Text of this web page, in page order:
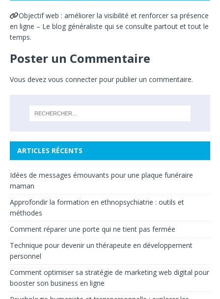
Objectif web : améliorer la visibilité et renforcer sa présence
en ligne – Le blog généraliste qui se consulte partout et tout le
temps.
Poster un Commentaire
Vous devez vous connecter pour publier un commentaire.
ARTICLES RÉCENTS
Idées de messages émouvants pour une plaque funéraire
maman
Approfondir la formation en ethnopsychiatrie : outils et
méthodes
Comment réparer une porte qui ne tient pas fermée
Technique pour devenir un thérapeute en développement
personnel
Comment optimiser sa stratégie de marketing web digital pour
booster son business en ligne